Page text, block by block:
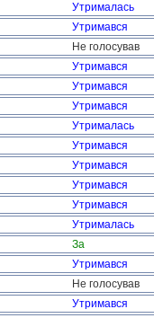
Утрималась
Утримався
Не голосував
Утримався
Утримався
Утримався
Утрималась
Утримався
Утримався
Утримався
Утримався
Утрималась
За
Утримався
Не голосував
Утримався